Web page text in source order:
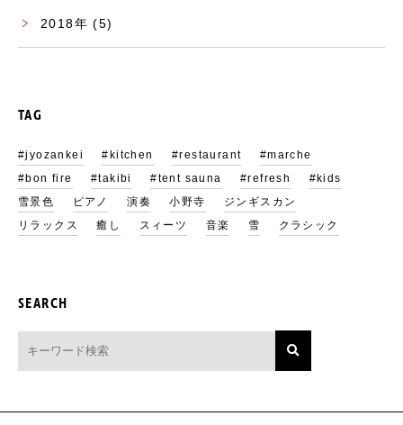
2018 (5)
TAG
#jyozankei #kitchen #restaurant
#marche
#bon fire
#takibi #tent sauna #refresh
#kids
雪景色
ピアノ 演奏 小野寺
ジンギスカン
リラックス
癒し スィーツ 音楽 雪 クラシック
SEARCH